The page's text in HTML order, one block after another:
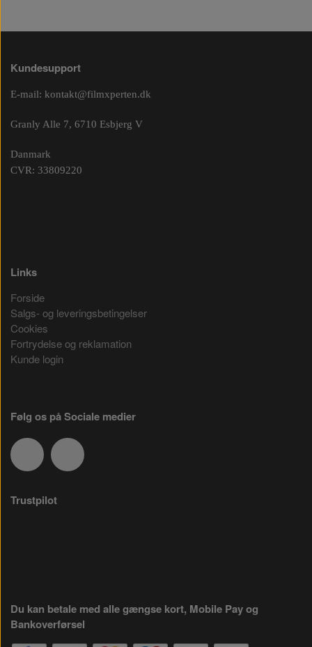
Kundesupport
E-mail: kontakt@filmxperten.dk
Granly Alle 7, 6710 Esbjerg V
Danmark
CVR: 33809220
Links
Forside
Salgs- og leveringsbetingelser
Cookies
Fortrydelse og reklamation
Kunde login
Følg os på Sociale medier
Trustpilot
Du kan betale med alle gængse kort, Mobile Pay og
Bankoverførsel